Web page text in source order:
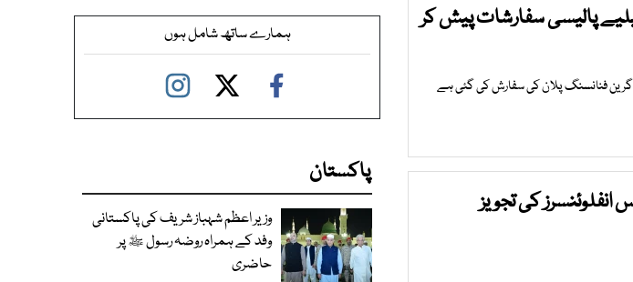
پالیسی سفارشات پیش کر
گرین فنانسنگ پلان کی سفارش کی گئی ہے
کی تجویز
ہمارے ساتھ شامل ہوں
پاکستان
وزیر اعظم شہباز شریف کی پاکستانی
وفد کے ہمراہ روضہ رسول ﷺ پر
حاضری